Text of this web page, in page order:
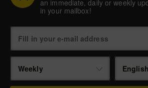
an immediate, daily or weekly
in your mailbox!
Weekly English